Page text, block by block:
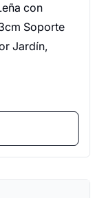
con
Soporte
Jardín,